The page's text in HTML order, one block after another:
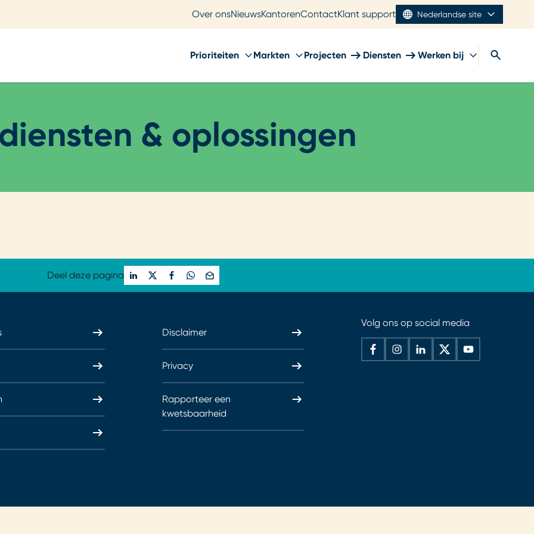
Over onsNieuwsKantorenContactKlant support Nederlandse site
Prioriteiten Markten Projecten Diensten Werken bij
& oplossingen
Deel deze pagina
Disclaimer
Privacy
Rapporteer een
kwetsbaarheid
Volg ons op social media